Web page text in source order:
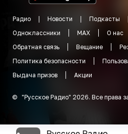
Радио Новости Подкасты
Одноклассники
MAX О нас
Обратная связь
Вещание
Политика безопасности
Выдача призов
Акции
© "Русское Радио" 2026. Все права